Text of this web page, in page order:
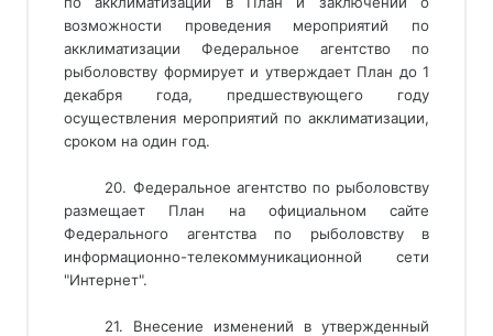
возможности проведения мероприятий по
акклиматизации Федеральное агентство по
рыболовству формирует и утверждает План до 1
декабря года, предшествующего году
осуществления мероприятий по акклиматизации,
сроком на один год.
20. Федеральное агентство по рыболовству
размещает План на официальном сайте
Федерального агентства по рыболовству в
информационно-телекоммуникационной сети
"Интернет".
21. Внесение изменений в утвержденный